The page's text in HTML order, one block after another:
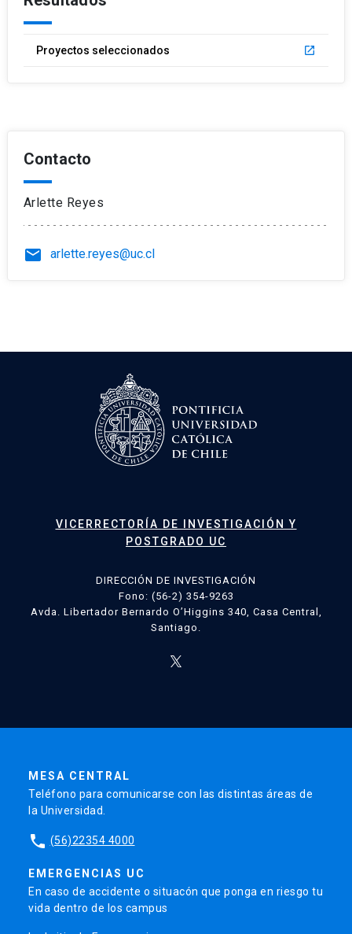
Proyectos seleccionados launch
Contacto
Arlette Reyes
email arlette.reyes@uc.cl
VICERRECTORÍA DE INVESTIGACIÓN Y
POSTGRADO UC
DIRECCIÓN DE INVESTIGACIÓN
Fono: (56-2) 354-9263
Avda. Libertador Bernardo O’Higgins 340, Casa Central,
Santiago.
MESA CENTRAL
Teléfono para comunicarse con las distintas áreas de
la Universidad.
phone (56)22354 4000
EMERGENCIAS UC
En caso de accidente o situacón que ponga en riesgo tu
vida dentro de los campus